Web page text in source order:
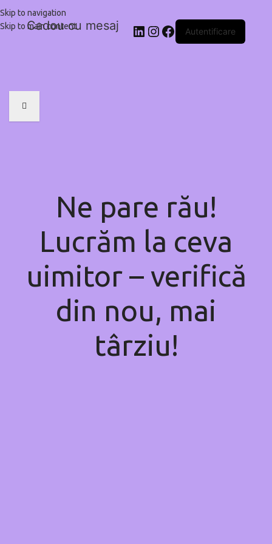
Skip to navigation
Skip to main content
Cadou cu mesaj Autentificare
Ne pare rău!
Lucrăm la ceva
uimitor – verifică
din nou, mai
târziu!